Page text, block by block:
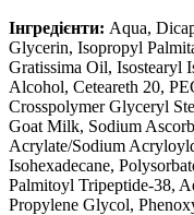
Інгредієнти: Аqua,
Glycerin, Isopropyl
Gratissima Oil, Isostearyl
Alcohol, Ceteareth 20,
Crosspolymer Glyceryl
Goat Milk, Sodium
Acrylate/Sodium
Isohexadecane,
Palmitoyl Tripeptide-38,
Propylene Glycol,